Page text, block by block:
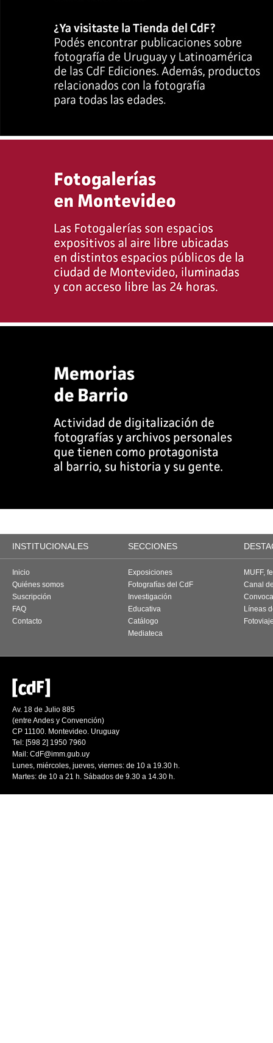
INSTITUCIONALES SECCIONES
Inicio
Quiénes somos
Suscripción
FAQ
Contacto
Exposiciones
Fotografías del CdF
Investigación
Educativa
Catálogo
Mediateca
MUFF,
Canal
Líneas
Av. 18 de Julio 885
(entre Andes y Convención)
CP 11100. Montevideo. Uruguay
Tel: [598 2] 1950 7960
Mail: CdF@imm.gub.uy
Lunes, miércoles, jueves, viernes: de 10 a 19.30 h.
Martes: de 10 a 21 h. Sábados de 9.30 a 14.30 h.